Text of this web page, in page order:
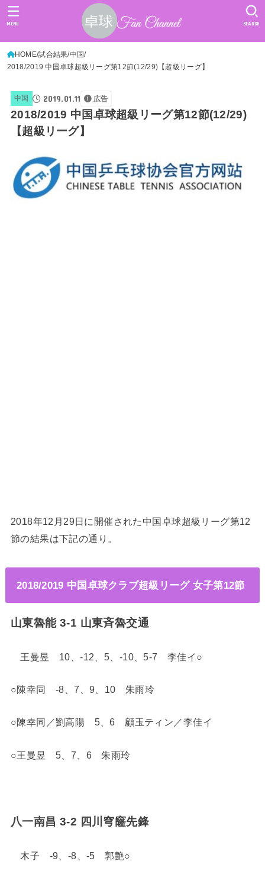
SEARCH
MENU
HOME 試合結果 中国
2018/2019 中国卓球超級リーグ第12節(12/29)【超級リーグ】
中国 2019.01.11 広告
2018/2019 中国卓球超級リーグ第12節(12/29)
【超級リーグ】
2018年12月29日に開催された中国卓球超級リーグ第12
節の結果は下記の通り。
2018/2019 中国卓球クラブ超級リーグ 女子第12節
山東魯能 3-1 山東斉魯交通
王曼昱 10、-12、5、-10、5-7 李佳イ○
○陳幸同 -8、7、9、10 朱雨玲
○陳幸同／劉高陽 5、6 顧玉ティン／李佳イ
○王曼昱 5、7、6 朱雨玲
八一南昌 3-2 四川穹窿先鋒
木子 -9、-8、-5 郭艶○